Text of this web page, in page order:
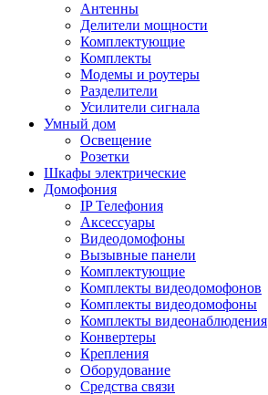
Антенны
Делители мощности
Комплектующие
Комплекты
Модемы и роутеры
Разделители
Усилители сигнала
Умный дом
Освещение
Розетки
Шкафы электрические
Домофония
IP Телефония
Аксессуары
Видеодомофоны
Вызывные панели
Комплектующие
Комплекты видеодомофонов
Комплекты видеодомофоны
Комплекты видеонаблюдения
Конвертеры
Крепления
Оборудование
Средства связи